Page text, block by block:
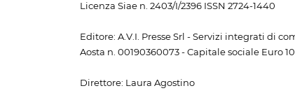
Licenza Siae n. 2403/I/2396 ISSN 2724-1440
Editore: A.V.I. Presse Srl - Servizi integrati di
Aosta n. 00190360073 - Capitale sociale Euro
Direttore: Laura Agostino